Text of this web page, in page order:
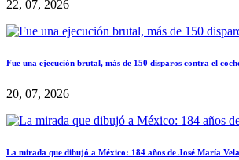
22, 07, 2026
Fue una ejecución brutal, más de 150 disparos contra el
20, 07, 2026
La mirada que dibujó a México: 184 años de José María